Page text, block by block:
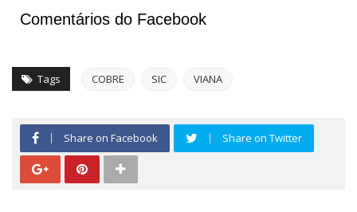
Comentários do Facebook
Tags COBRE SIC VIANA
Share on Facebook Share on Twitter